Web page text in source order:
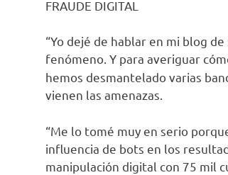
FRAUDE DIGITAL
“Yo dejé de hablar en mi blog
fenómeno. Y para averiguar
hemos desmantelado varias
vienen las amenazas.
“Me lo tomé muy en serio
influencia de bots en los
manipulación digital con 75 mil